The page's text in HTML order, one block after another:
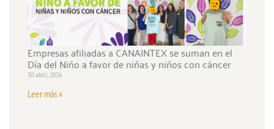
Empresas afiliadas a CANAINTEX se suman en el
Día del Niño a favor de niñas y niños con cáncer
30 abril, 2026
Leer más »